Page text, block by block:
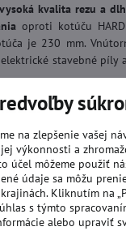
vysoká kvalita rezu a
oproti kotúču HARD
je 230 mm.
stavebné píly
mm
25,4 mm
10 mm
1,6 mm
ot./min.
na zlepšenie vašej
výkonnosti a
účel môžeme použiť
údaje sa môžu
Kliknutím na
s týmto
alebo upraviť